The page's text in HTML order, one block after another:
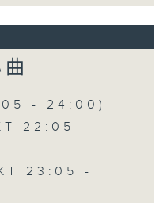
- 24:00)
22:05 -
23:05 -